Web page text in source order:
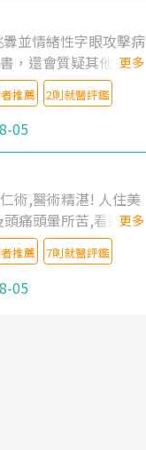
並情緒性字眼攻擊病
，還會質疑其他醫生
更多
推薦 2則就醫評鑑
05
術,醫術精湛! 人住美
痛頭暈所苦,看遍名醫
試過西醫打針,中醫
沒有用,後來連吃到嗎
,只是壓症狀,沒多久就
響生活品質. 台灣親
更多
推薦 7則就醫評鑑
05